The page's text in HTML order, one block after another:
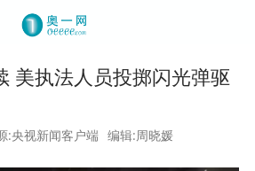
美执法人员投掷闪光弹驱
:央视新闻客户端 编辑:周晓媛